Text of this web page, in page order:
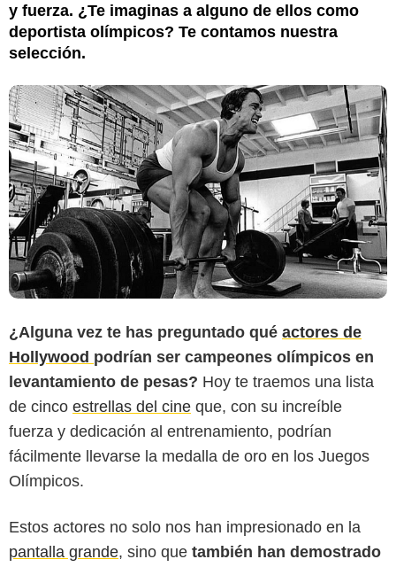
y fuerza. ¿Te imaginas a alguno de ellos como
deportista olímpicos? Te contamos nuestra
selección.
¿Alguna vez te has preguntado qué actores de
Hollywood podrían ser campeones olímpicos en
levantamiento de pesas? Hoy te traemos una lista
de cinco estrellas del cine que, con su increíble
fuerza y dedicación al entrenamiento, podrían
fácilmente llevarse la medalla de oro en los Juegos
Olímpicos.
Estos actores no solo nos han impresionado en la
pantalla grande, sino que también han demostrado
The Hollywood Reporter